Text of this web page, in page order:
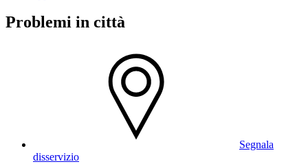
Problemi in città
Segnala
disservizio